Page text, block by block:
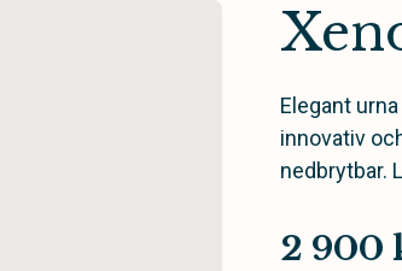
Elegant
innovativ
nedbrytbar.
2 900